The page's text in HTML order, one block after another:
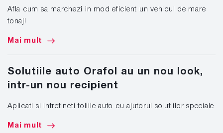
Afla cum sa marchezi in mod eficient un vehicul de mare
tonaj!
Mai mult
Solutiile auto Orafol au un nou look,
intr-un nou recipient
Aplicati si intretineti foliile auto cu ajutorul solutiilor speciale
Mai mult